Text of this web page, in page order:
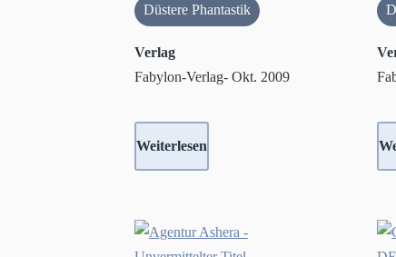
Düstere Phantastik
Verlag
Fabylon-Verlag- Okt. 2009
Weiterlesen